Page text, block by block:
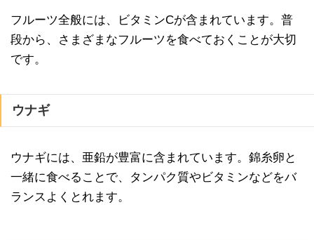
フルーツ全般には、ビタミンCが含まれています。普
段から、さまざまなフルーツを食べておくことが大切
です。
ウナギ
ウナギには、亜鉛が豊富に含まれています。錦糸卵と
一緒に食べることで、タンパク質やビタミンなどをバ
ランスよくとれます。